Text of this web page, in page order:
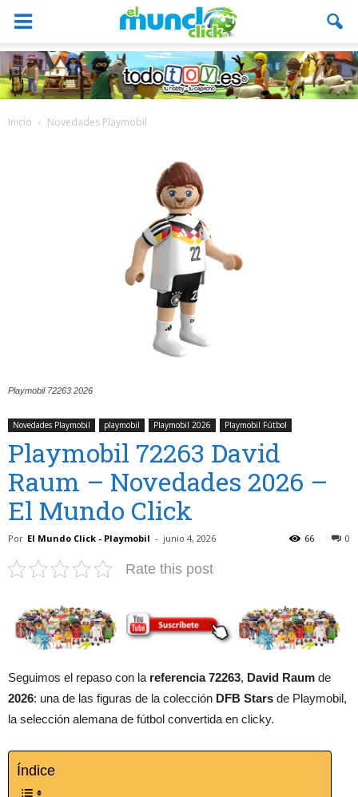
Inicio Novedades Playmobil
Playmobil 72263 2026
Novedades Playmobil playmobil Playmobil 2026 Playmobil Fútbol
Playmobil 72263 David
Raum – Novedades 2026 –
El Mundo Click
Por El Mundo Click - Playmobil - junio 4, 2026 0
66
Rate this post
Seguimos el repaso con la referencia 72263, David Raum de
2026: una de las figuras de la colección DFB Stars de Playmobil,
la selección alemana de fútbol convertida en clicky.
Índice